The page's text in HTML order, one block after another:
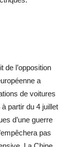
de l’opposition
a
de voitures
partir du 4 juillet
d’une guerre
pas